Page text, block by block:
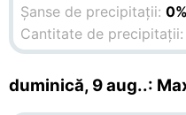
Șanse de precipitații:0%
Cantitate de
duminică, 9 aug..: